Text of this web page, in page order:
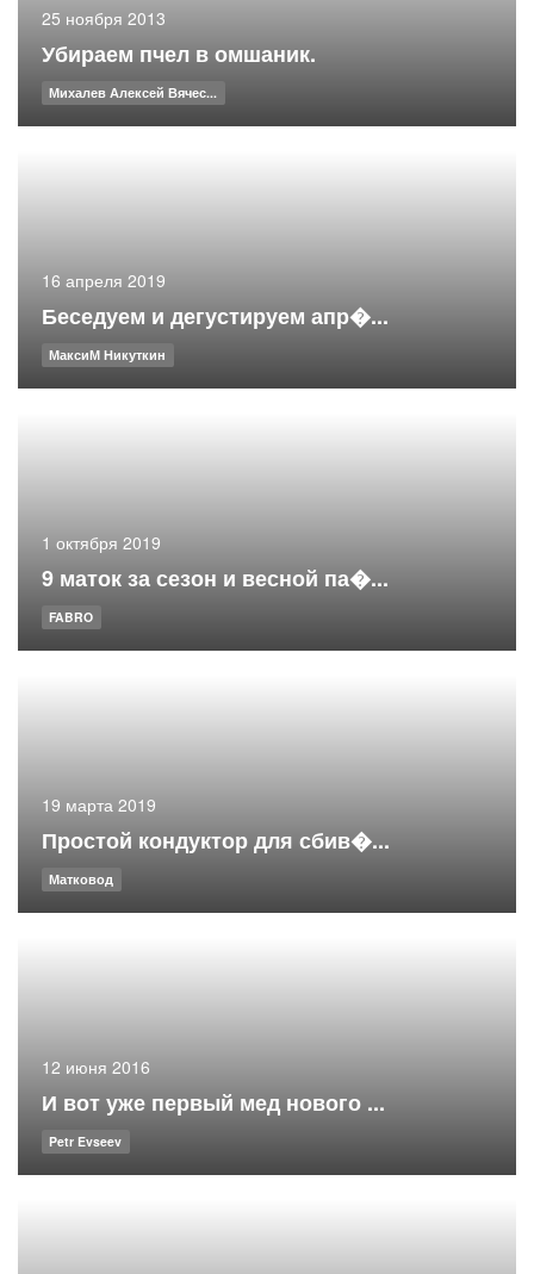
25 ноября 2013
Убираем пчел в омшаник.
Михалев Алексей Вячес...
16 апреля 2019
Беседуем и дегустируем апр�...
МаксиМ Никуткин
1 октября 2019
9 маток за сезон и весной па�...
FABRO
19 марта 2019
Простой кондуктор для сбив�...
Матковод
12 июня 2016
И вот уже первый мед нового ...
Petr Evseev